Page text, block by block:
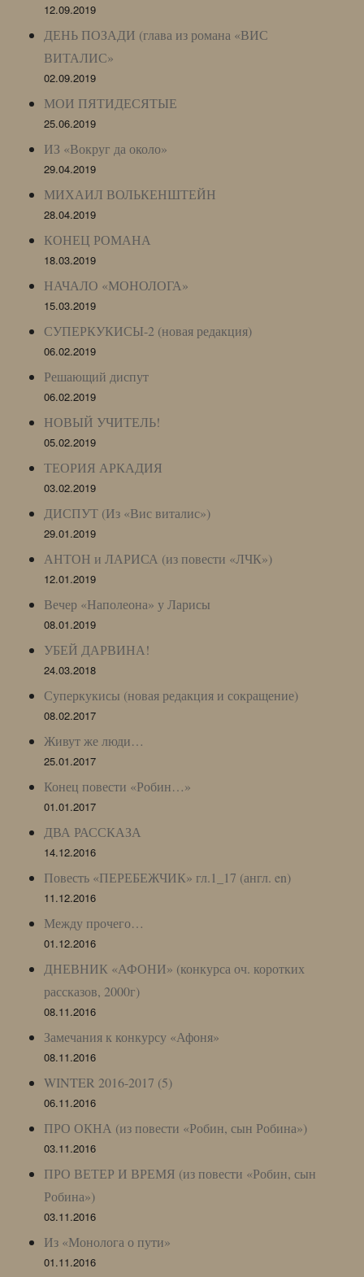
12.09.2019
ДЕНЬ ПОЗАДИ (глава из романа «ВИС
ВИТАЛИС»
02.09.2019
МОИ ПЯТИДЕСЯТЫЕ
25.06.2019
ИЗ «Вокруг да около»
29.04.2019
МИХАИЛ ВОЛЬКЕНШТЕЙН
28.04.2019
КОНЕЦ РОМАНА
18.03.2019
НАЧАЛО «МОНОЛОГА»
15.03.2019
СУПЕРКУКИСЫ-2 (новая редакция)
06.02.2019
Решающий диспут
06.02.2019
НОВЫЙ УЧИТЕЛЬ!
05.02.2019
ТЕОРИЯ АРКАДИЯ
03.02.2019
ДИСПУТ (Из «Вис виталис»)
29.01.2019
АНТОН и ЛАРИСА (из повести «ЛЧК»)
12.01.2019
Вечер «Наполеона» у Ларисы
08.01.2019
УБЕЙ ДАРВИНА!
24.03.2018
Суперкукисы (новая редакция и сокращение)
08.02.2017
Живут же люди…
25.01.2017
Конец повести «Робин…»
01.01.2017
ДВА РАССКАЗА
14.12.2016
Повесть «ПЕРЕБЕЖЧИК» гл.1_17 (англ. en)
11.12.2016
Между прочего…
01.12.2016
ДНЕВНИК «АФОНИ» (конкурса оч. коротких
рассказов, 2000г)
08.11.2016
Замечания к конкурсу «Афоня»
08.11.2016
WINTER 2016-2017 (5)
06.11.2016
ПРО ОКНА (из повести «Робин, сын Робина»)
03.11.2016
ПРО ВЕТЕР И ВРЕМЯ (из повести «Робин, сын
Робина»)
03.11.2016
Из «Монолога о пути»
01.11.2016